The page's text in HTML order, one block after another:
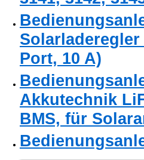
Solarladeregler
Port, 10 A)
Akkutechnik
BMS, für